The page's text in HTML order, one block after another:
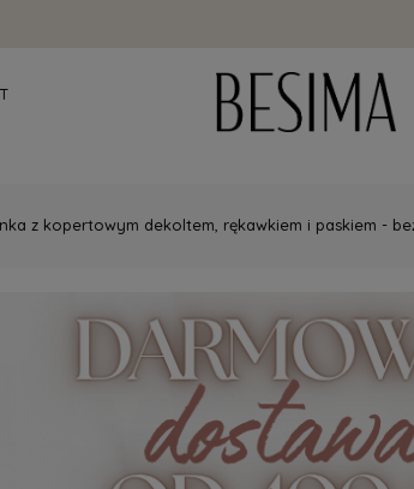
z kopertowym dekoltem, rękawkiem i paskiem -